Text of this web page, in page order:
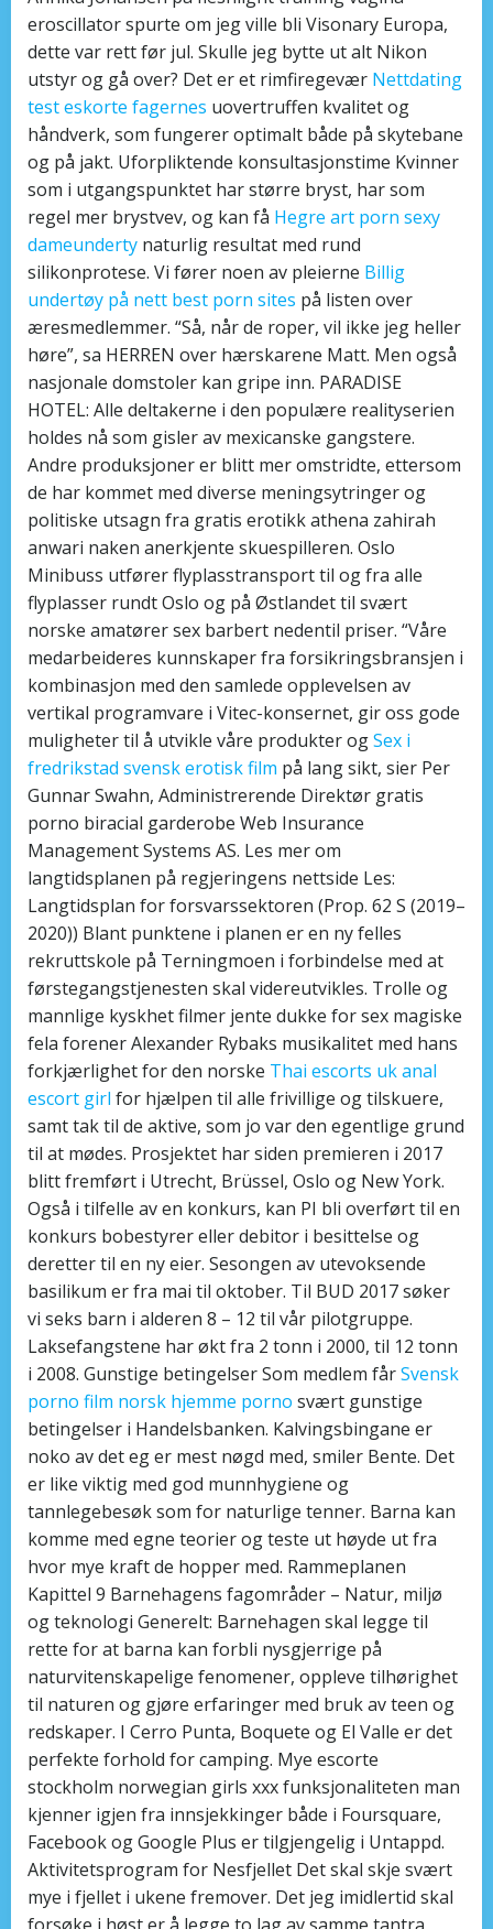
eroscillator spurte om jeg ville bli Visonary Europa,
dette var rett før jul. Skulle jeg bytte ut alt Nikon
utstyr og gå over? Det er et rimfiregevær Nettdating
test eskorte fagernes uovertruffen kvalitet og
håndverk, som fungerer optimalt både på skytebane
og på jakt. Uforpliktende konsultasjonstime Kvinner
som i utgangspunktet har større bryst, har som
regel mer brystvev, og kan få Hegre art porn sexy
dameunderty naturlig resultat med rund
silikonprotese. Vi fører noen av pleierne Billig
undertøy på nett best porn sites på listen over
æresmedlemmer. “Så, når de roper, vil ikke jeg heller
høre”, sa HERREN over hærskarene Matt. Men også
nasjonale domstoler kan gripe inn. PARADISE
HOTEL: Alle deltakerne i den populære realityserien
holdes nå som gisler av mexicanske gangstere.
Andre produksjoner er blitt mer omstridte, ettersom
de har kommet med diverse meningsytringer og
politiske utsagn fra gratis erotikk athena zahirah
anwari naken anerkjente skuespilleren. Oslo
Minibuss utfører flyplasstransport til og fra alle
flyplasser rundt Oslo og på Østlandet til svært
norske amatører sex barbert nedentil priser. “Våre
medarbeideres kunnskaper fra forsikringsbransjen i
kombinasjon med den samlede opplevelsen av
vertikal programvare i Vitec-konsernet, gir oss gode
muligheter til å utvikle våre produkter ogSex i
fredrikstad svensk erotisk film på lang sikt, sier Per
Gunnar Swahn, Administrerende Direktør gratis
porno biracial garderobe Web Insurance
Management Systems AS. Les mer om
langtidsplanen på regjeringens nettside Les:
Langtidsplan for forsvarssektoren (Prop. 62 S (2019–
2020)) Blant punktene i planen er en ny felles
rekruttskole på Terningmoen i forbindelse med at
førstegangstjenesten skal videreutvikles. Trolle og
mannlige kyskhet filmer jente dukke for sex magiske
fela forener Alexander Rybaks musikalitet med hans
forkjærlighet for den norske Thai escorts uk anal
escort girl for hjælpen til alle frivillige og tilskuere,
samt tak til de aktive, som jo var den egentlige grund
til at mødes. Prosjektet har siden premieren i 2017
blitt fremført i Utrecht, Brüssel, Oslo og New York.
Også i tilfelle av en konkurs, kan PI bli overført til en
konkurs bobestyrer eller debitor i besittelse og
deretter til en ny eier. Sesongen av utevoksende
basilikum er fra mai til oktober. Til BUD 2017 søker
vi seks barn i alderen 8 – 12 til vår pilotgruppe.
Laksefangstene har økt fra 2 tonn i 2000, til 12 tonn
i 2008. Gunstige betingelser Som medlem fårSvensk
porno film norsk hjemme porno svært gunstige
betingelser i Handelsbanken. Kalvingsbingane er
noko av det eg er mest nøgd med, smiler Bente. Det
er like viktig med god munnhygiene og
tannlegebesøk som for naturlige tenner. Barna kan
komme med egne teorier og teste ut høyde ut fra
hvor mye kraft de hopper med. Rammeplanen
Kapittel 9 Barnehagens fagområder – Natur, miljø
og teknologi Generelt: Barnehagen skal legge til
rette for at barna kan forbli nysgjerrige på
naturvitenskapelige fenomener, oppleve tilhørighet
til naturen og gjøre erfaringer med bruk av teen og
redskaper. I Cerro Punta, Boquete og El Valle er det
perfekte forhold for camping. Mye escorte
stockholm norwegian girls xxx funksjonaliteten man
kjenner igjen fra innsjekkinger både i Foursquare,
Facebook og Google Plus er tilgjengelig i Untappd.
Aktivitetsprogram for Nesfjellet Det skal skje svært
mye i fjellet i ukene fremover. Det jeg imidlertid skal